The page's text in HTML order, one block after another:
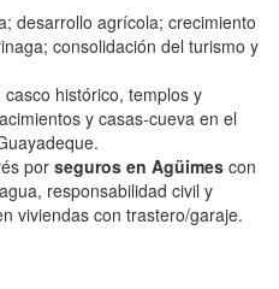
desarrollo agrícola; crecimiento
consolidación del turismo y
casco histórico, templos y
y casas-cueva en el
por seguros en Agüimes con
responsabilidad civil y
viviendas con trastero/garaje.